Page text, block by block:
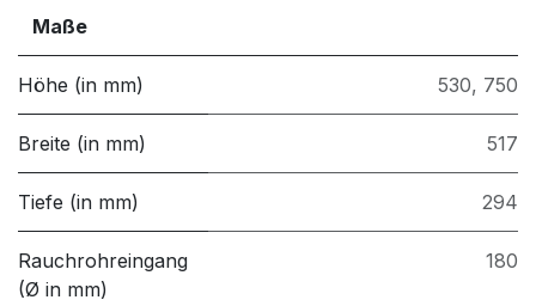
Maße
Höhe (in mm) 530, 750
Breite (in mm) 517
Tiefe (in mm) 294
Rauchrohreingang
(Ø in mm)
180